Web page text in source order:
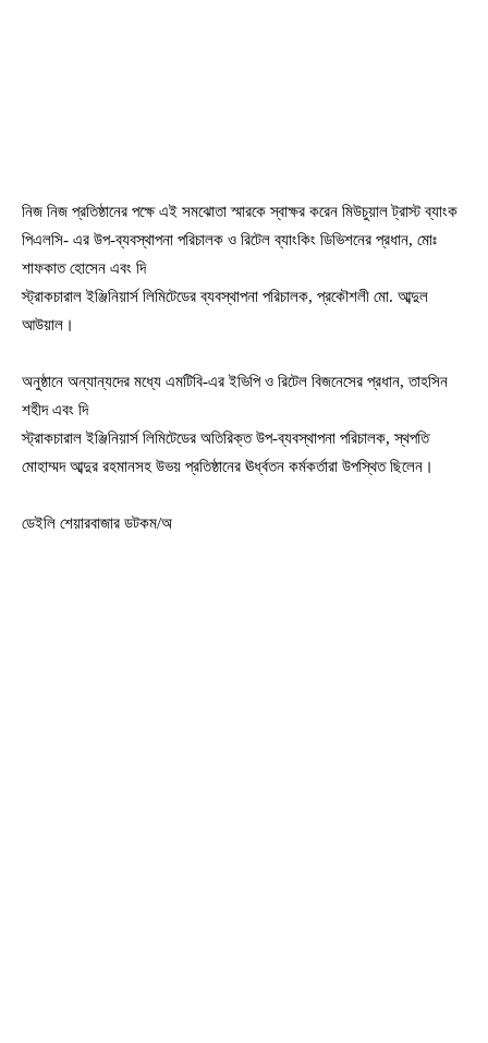
নিজ নিজ প্রতিষ্ঠানের পক্ষে এই সমঝোতা স্মারকে স্বাক্ষর করেন মিউচুয়াল ট্রাস্ট ব্যাংক
পিএলসি- এর উপ-ব্যবস্থাপনা পরিচালক ও রিটেল ব্যাংকিং ডিভিশনের প্রধান, মোঃ
শাফকাত হোসেন এবং দি
স্ট্রাকচারাল ইঞ্জিনিয়ার্স লিমিটেডের ব্যবস্থাপনা পরিচালক, প্রকৌশলী মো. আব্দুল
আউয়াল।
অনুষ্ঠানে অন্যান্যদের মধ্যে এমটিবি-এর ইভিপি ও রিটেল বিজনেসের প্রধান, তাহসিন
শহীদ এবং দি
স্ট্রাকচারাল ইঞ্জিনিয়ার্স লিমিটেডের অতিরিক্ত উপ-ব্যবস্থাপনা পরিচালক, স্থপতি
মোহাম্মদ আব্দুর রহমানসহ উভয় প্রতিষ্ঠানের ঊর্ধ্বতন কর্মকর্তারা উপস্থিত ছিলেন।
ডেইলি শেয়ারবাজার ডটকম/অ